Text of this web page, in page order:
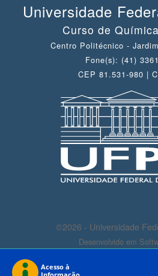
Universidade
Curso de
Centro Politécnico -
Fone(s): (41)
CEP 81.531-980 |
©2026 - Universidade
Desenvolvido em